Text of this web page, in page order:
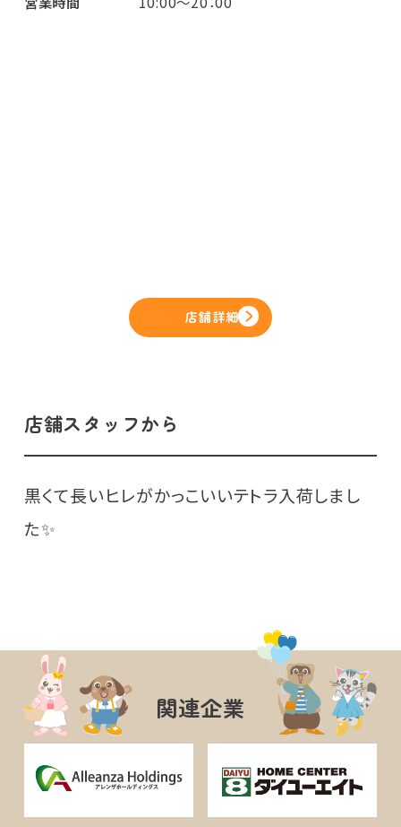
店舗詳細
店舗スタッフから
黒くて長いヒレがかっこいいテトラ入荷しまし
た✨️
関連企業